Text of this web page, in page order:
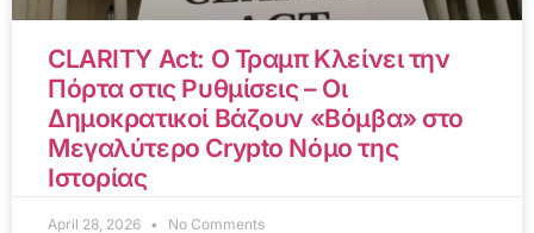
CLARITY Act: Ο Τραμπ Κλείνει την
Πόρτα στις Ρυθμίσεις – Οι
Δημοκρατικοί Βάζουν «Βόμβα» στο
Μεγαλύτερο Crypto Νόμο της
Ιστορίας
April 28, 2026 No Comments